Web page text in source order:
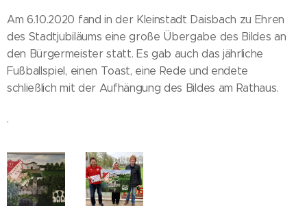
Am 6.10.2020 fand in der Kleinstadt Daisbach zu Ehren
des Stadtjubiläums eine große Übergabe des Bildes an
den Bürgermeister statt. Es gab auch das jährliche
Fußballspiel, einen Toast, eine Rede und endete
schließlich mit der Aufhängung des Bildes am Rathaus.
.